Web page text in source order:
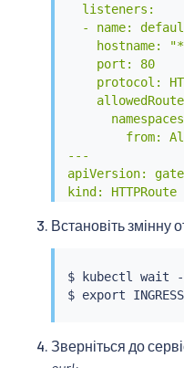
  listeners:
- name:
hostname:
    port: 80
protocol:
from:
---
apiVersion:
kind: HTTPRoute
  name: http
  parentRefs:
- name:
hostnames:
  rules:
Встановіть змінну
$ kubectl wait
$ export
Зверніться до